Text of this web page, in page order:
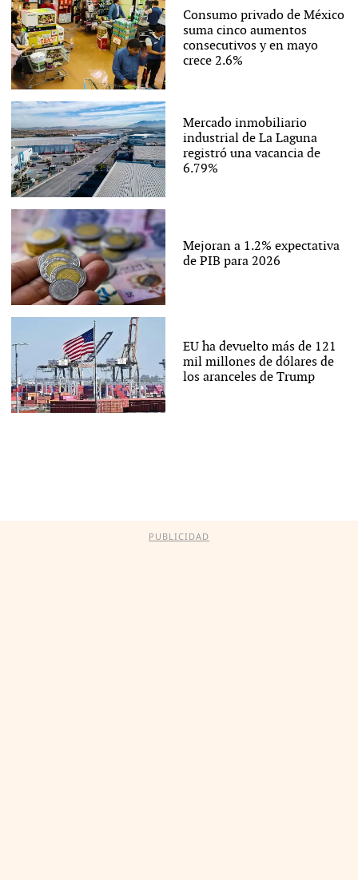
Consumo privado de México
suma cinco aumentos
consecutivos y en mayo
crece 2.6%
Mercado inmobiliario
industrial de La Laguna
registró una vacancia de
6.79%
Mejoran a 1.2% expectativa
de PIB para 2026
EU ha devuelto más de 121
mil millones de dólares de
los aranceles de Trump
PUBLICIDAD